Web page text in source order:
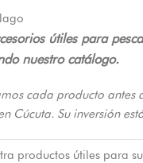
útiles para
nuestro catálogo.
cada producto antes
Cúcuta. Su inversión
productos útiles para